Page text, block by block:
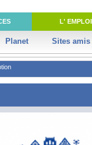
L' EMPLOI
Planet Sites amis